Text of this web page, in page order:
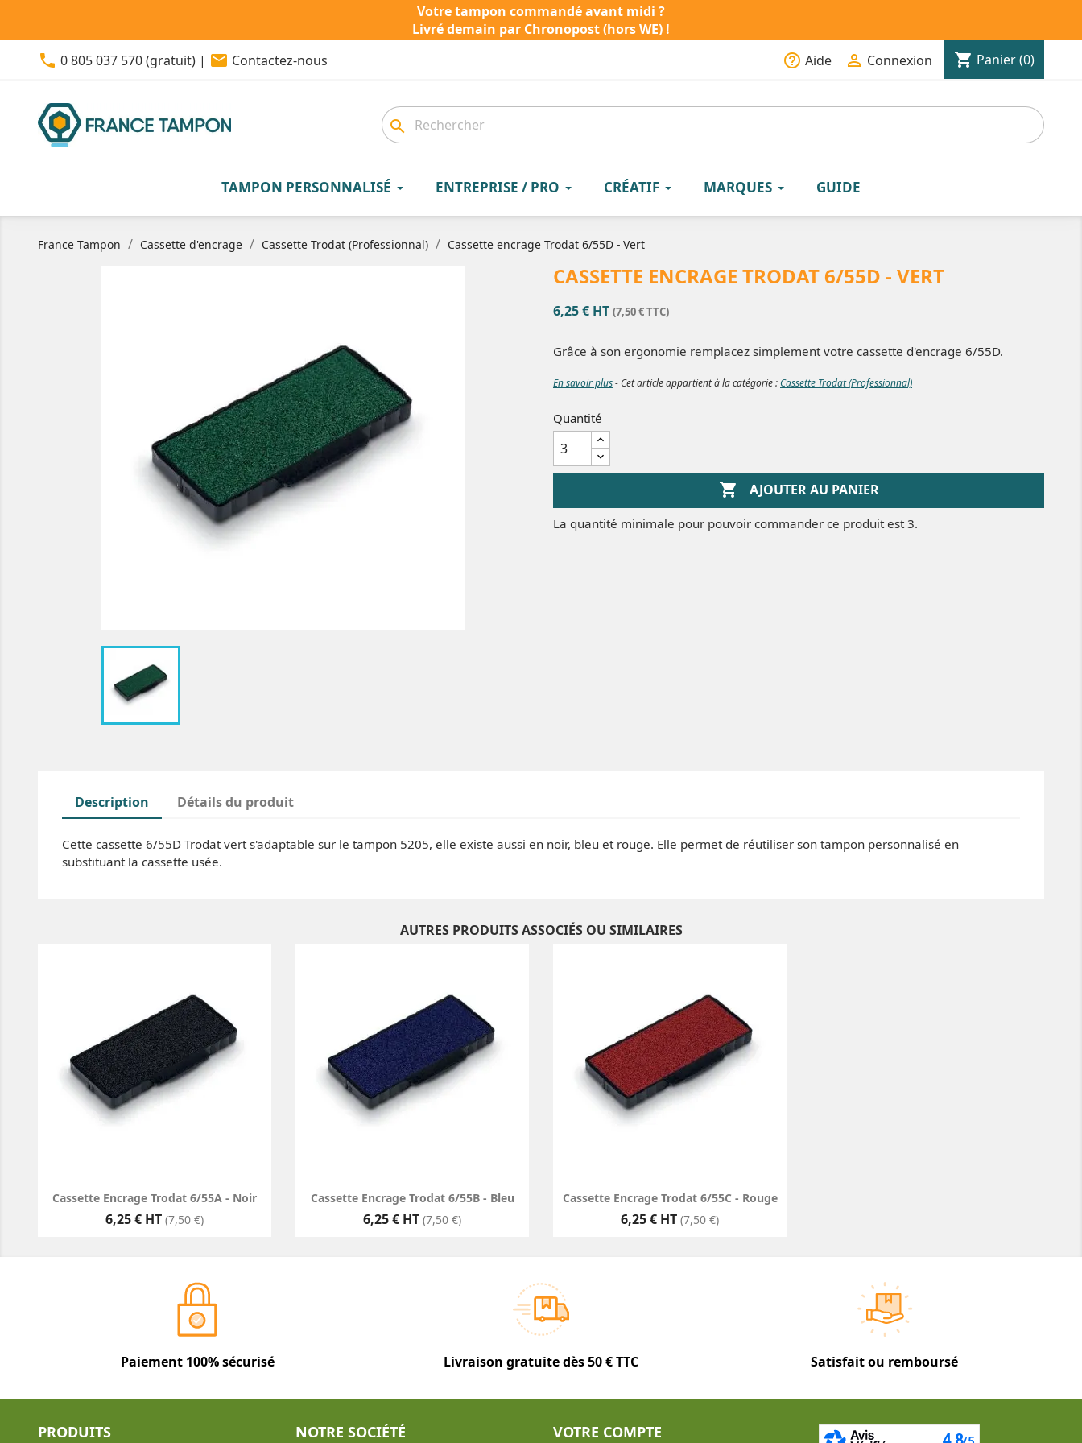
Votre tampon commandé avant midi ?
Livré demain par Chronopost (hors WE) !
phone 0 805 037 570 (gratuit) | email Contactez-nous help_outline Aide  Connexion shopping_cart Panier(0)
search
TAMPON PERSONNALISÉ ENTREPRISE / PRO CRÉATIF MARQUES GUIDE
France Tampon Cassette d'encrage Cassette Trodat (Professionnal) Cassette encrage Trodat 6/55D - Vert
CASSETTE ENCRAGE TRODAT 6/55D - VERT
6,25 € HT (7,50 € TTC)
Grâce à son ergonomie remplacez simplement votre cassette d'encrage 6/55D.
En savoir plus- Cet article appartient à la catégorie :Cassette Trodat (Professionnal)
Quantité
 AJOUTER AU PANIER
La quantité minimale pour pouvoir commander ce produit est 3.
Description Détails du produit
Cette cassette 6/55D Trodat vert s'adaptable sur le tampon 5205, elle existe aussi en noir, bleu et rouge. Elle permet de réutiliser son tampon personnalisé en
substituant la cassette usée.
AUTRES PRODUITS ASSOCIÉS OU SIMILAIRES
Cassette Encrage Trodat 6/55A - Noir
Prix
6,25 € HT (7,50 €)
Cassette Encrage Trodat 6/55B - Bleu
Prix
6,25 € HT (7,50 €)
Cassette Encrage Trodat 6/55C - Rouge
Prix
6,25 € HT (7,50 €)
Paiement 100% sécurisé Livraison gratuite dès 50 € TTC Satisfait ou remboursé
PRODUITS NOTRE SOCIÉTÉ VOTRE COMPTE